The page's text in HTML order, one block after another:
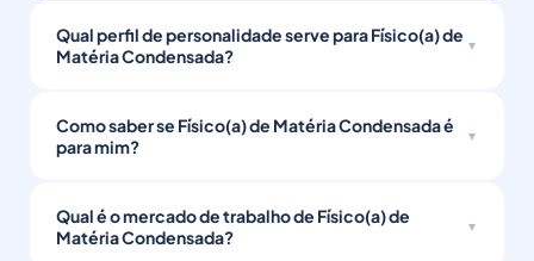
Qual perfil de personalidade serve para Físico(a) de
Matéria Condensada?
Como saber se Físico(a) de Matéria Condensada é
para mim?
Qual é o mercado de trabalho de Físico(a) de
Matéria Condensada?